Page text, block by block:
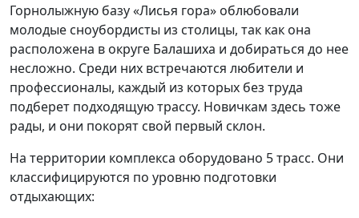
Горнолыжную базу «Лисья гора» облюбовали
молодые сноубордисты из столицы, так как она
расположена в округе Балашиха и добираться до нее
несложно. Среди них встречаются любители и
профессионалы, каждый из которых без труда
подберет подходящую трассу. Новичкам здесь тоже
рады, и они покорят свой первый склон.
На территории комплекса оборудовано 5 трасс. Они
классифицируются по уровню подготовки
отдыхающих: